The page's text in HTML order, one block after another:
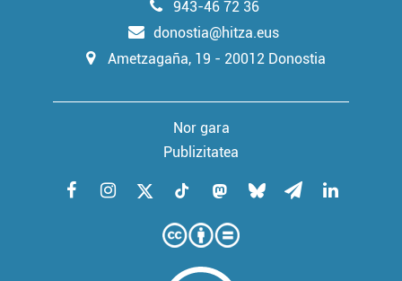
943-46 72 36
donostia@hitza.eus
Ametzagaña, 19 - 20012 Donostia
Nor gara
Publizitatea